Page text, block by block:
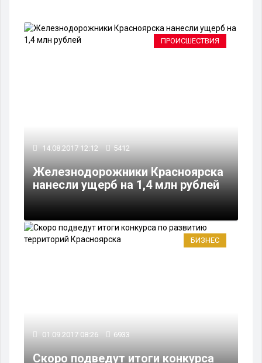
ПРОИСШЕСТВИЯ
14.08.2017 12:12 5412
Железнодорожники Красноярска
нанесли ущерб на 1,4 млн рублей
БИЗНЕС
01.09.2017 08:26 6933
Скоро подведут итоги конкурса